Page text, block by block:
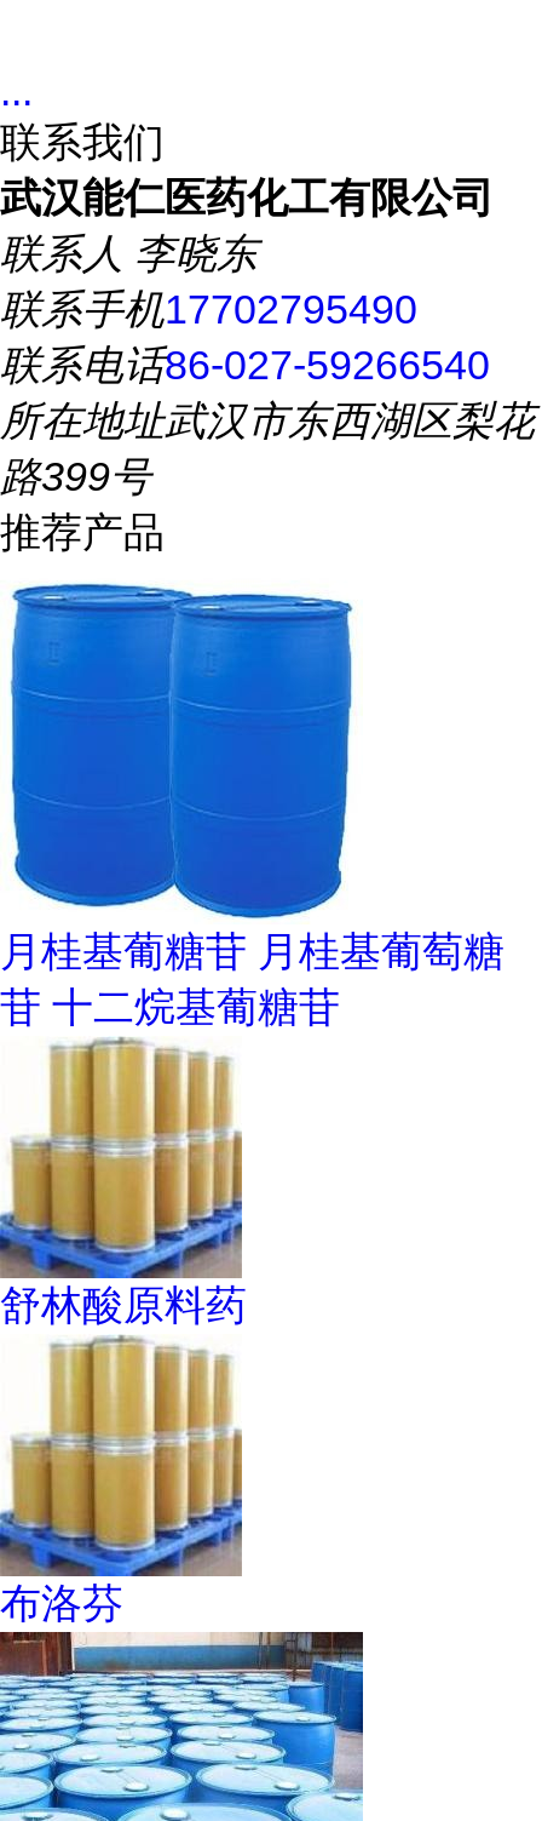
...
联系我们
武汉能仁医药化工有限公司
联系人 李晓东
联系手机17702795490
联系电话86-027-59266540
所在地址武汉市东西湖区梨花
路399号
推荐产品
月桂基葡糖苷 月桂基葡萄糖
苷 十二烷基葡糖苷
舒林酸原料药
布洛芬